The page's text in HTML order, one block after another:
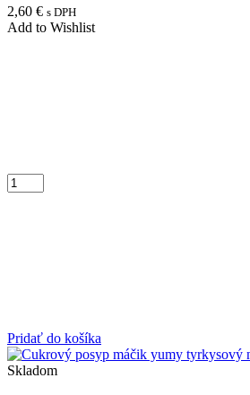
2,60 € s DPH
Add to Wishlist
Pridať do košíka
Skladom